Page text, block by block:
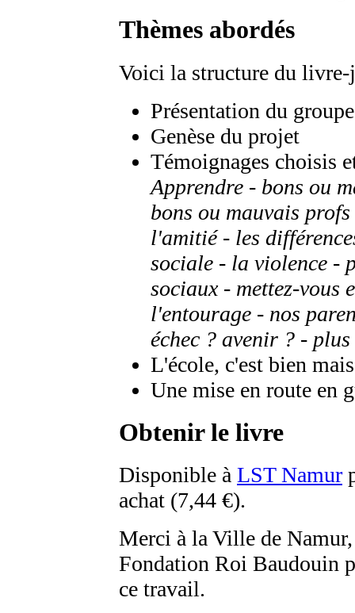
Thèmes abordés
Voici la structure du livre-
Présentation du
Genèse du projet
Témoignages choisis
Apprendre - bons ou
bons ou mauvais
l'amitié - les
sociale - la violence -
sociaux - mettez-vous
l'entourage - nos
échec ? avenir ? -
L'école, c'est bien
Une mise en route en
Obtenir le livre
Disponible à LST Namur
achat (7,44 €).
Merci à la Ville de
Fondation Roi Baudouin
ce travail.